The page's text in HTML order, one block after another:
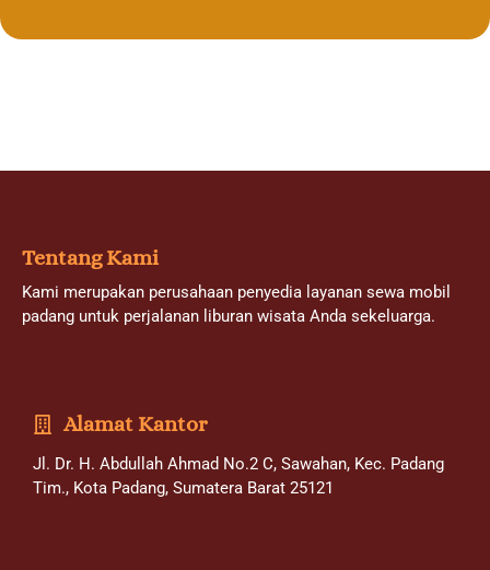
Tentang Kami
Kami merupakan perusahaan penyedia layanan sewa mobil
padang untuk perjalanan liburan wisata Anda sekeluarga.
Alamat Kantor
Jl. Dr. H. Abdullah Ahmad No.2 C, Sawahan, Kec. Padang
Tim., Kota Padang, Sumatera Barat 25121